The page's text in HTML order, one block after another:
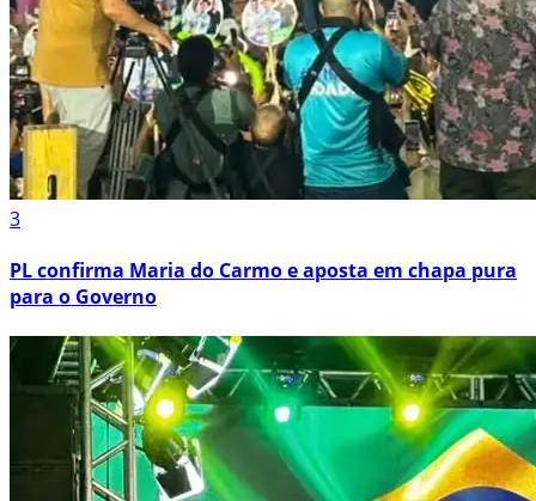
3
PL confirma Maria do Carmo e aposta em chapa pura
para o Governo